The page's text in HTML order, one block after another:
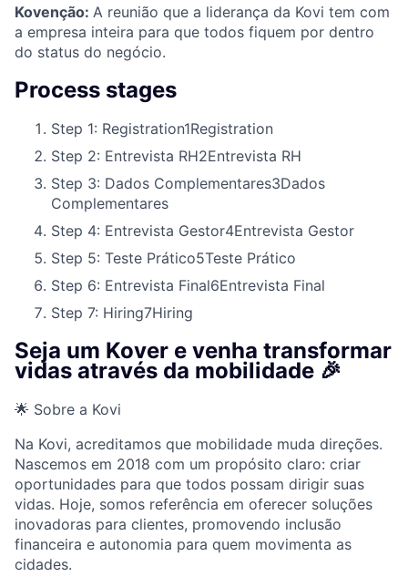
Kovenção: A reunião que a liderança da Kovi tem com
a empresa inteira para que todos fiquem por dentro
do status do negócio.
Process stages
Step 1: Registration1Registration
Step 2: Entrevista RH2Entrevista RH
Step 3: Dados Complementares3Dados
Complementares
Step 4: Entrevista Gestor4Entrevista Gestor
Step 5: Teste Prático5Teste Prático
Step 6: Entrevista Final6Entrevista Final
Step 7: Hiring7Hiring
Seja um Kover e venha transformar
vidas através da mobilidade 🎉
🌟 Sobre a Kovi
Na Kovi, acreditamos que mobilidade muda direções.
Nascemos em 2018 com um propósito claro: criar
oportunidades para que todos possam dirigir suas
vidas. Hoje, somos referência em oferecer soluções
inovadoras para clientes, promovendo inclusão
financeira e autonomia para quem movimenta as
cidades.